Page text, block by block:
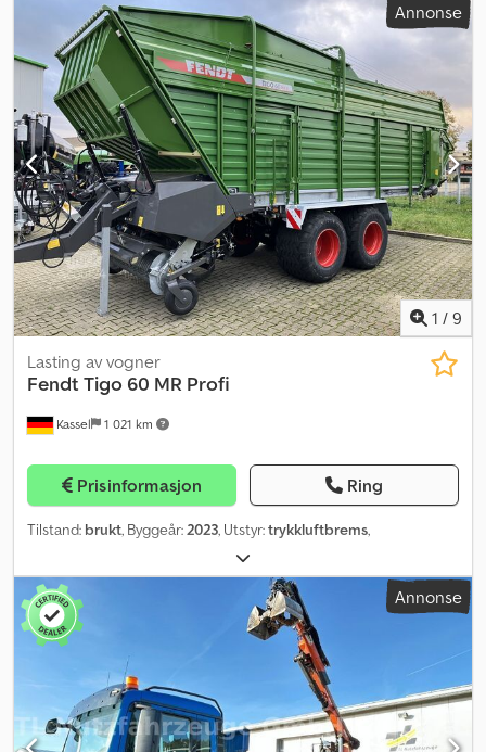
Annonse
1 / 9
Kassel 1 021 km
Lasting av vogner
Fendt Tigo 60 MR Profi
Prisinformasjon Ring
Tilstand: brukt, Byggeår:2023, Utstyr:trykkluftbrems,
Annonse